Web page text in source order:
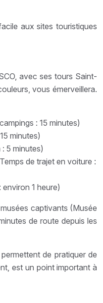
aux sites touristiques
avec ses tours Saint-
vous émerveillera.
: 15 minutes)
minutes)
5 minutes)
de trajet en voiture :
1 heure)
captivants (Musée
de route depuis les
de pratiquer de
est un point important à